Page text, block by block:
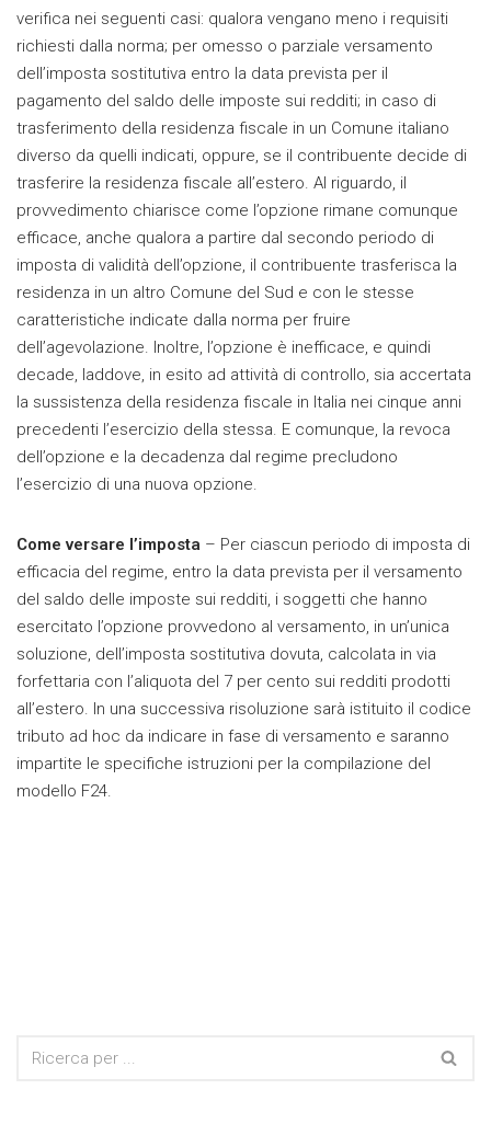
verifica nei seguenti casi: qualora vengano meno i requisiti
richiesti dalla norma; per omesso o parziale versamento
dell’imposta sostitutiva entro la data prevista per il
pagamento del saldo delle imposte sui redditi; in caso di
trasferimento della residenza fiscale in un Comune italiano
diverso da quelli indicati, oppure, se il contribuente decide di
trasferire la residenza fiscale all’estero. Al riguardo, il
provvedimento chiarisce come l’opzione rimane comunque
efficace, anche qualora a partire dal secondo periodo di
imposta di validità dell’opzione, il contribuente trasferisca la
residenza in un altro Comune del Sud e con le stesse
caratteristiche indicate dalla norma per fruire
dell’agevolazione. Inoltre, l’opzione è inefficace, e quindi
decade, laddove, in esito ad attività di controllo, sia accertata
la sussistenza della residenza fiscale in Italia nei cinque anni
precedenti l’esercizio della stessa. E comunque, la revoca
dell’opzione e la decadenza dal regime precludono
l’esercizio di una nuova opzione.
Come versare l’imposta – Per ciascun periodo di imposta di
efficacia del regime, entro la data prevista per il versamento
del saldo delle imposte sui redditi, i soggetti che hanno
esercitato l’opzione provvedono al versamento, in un’unica
soluzione, dell’imposta sostitutiva dovuta, calcolata in via
forfettaria con l’aliquota del 7 per cento sui redditi prodotti
all’estero. In una successiva risoluzione sarà istituito il codice
tributo ad hoc da indicare in fase di versamento e saranno
impartite le specifiche istruzioni per la compilazione del
modello F24.